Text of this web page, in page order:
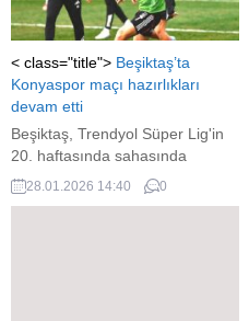
< class="title"> Beşiktaş’ta
Konyaspor maçı hazırlıkları
devam etti
Beşiktaş, Trendyol Süper Lig'in
20. haftasında sahasında
Konyaspor ile oynayacağı
karşılaşmanın hazırlıklarına bu
28.01.2026 14:40 0